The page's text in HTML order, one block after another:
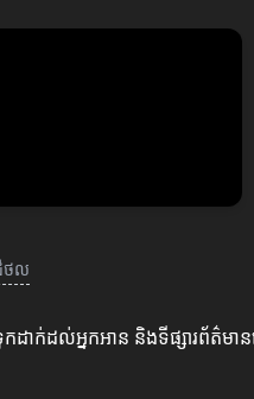
ថល
ដាក់ដល់អ្នកអាន និងទីផ្សារព័ត៌ម